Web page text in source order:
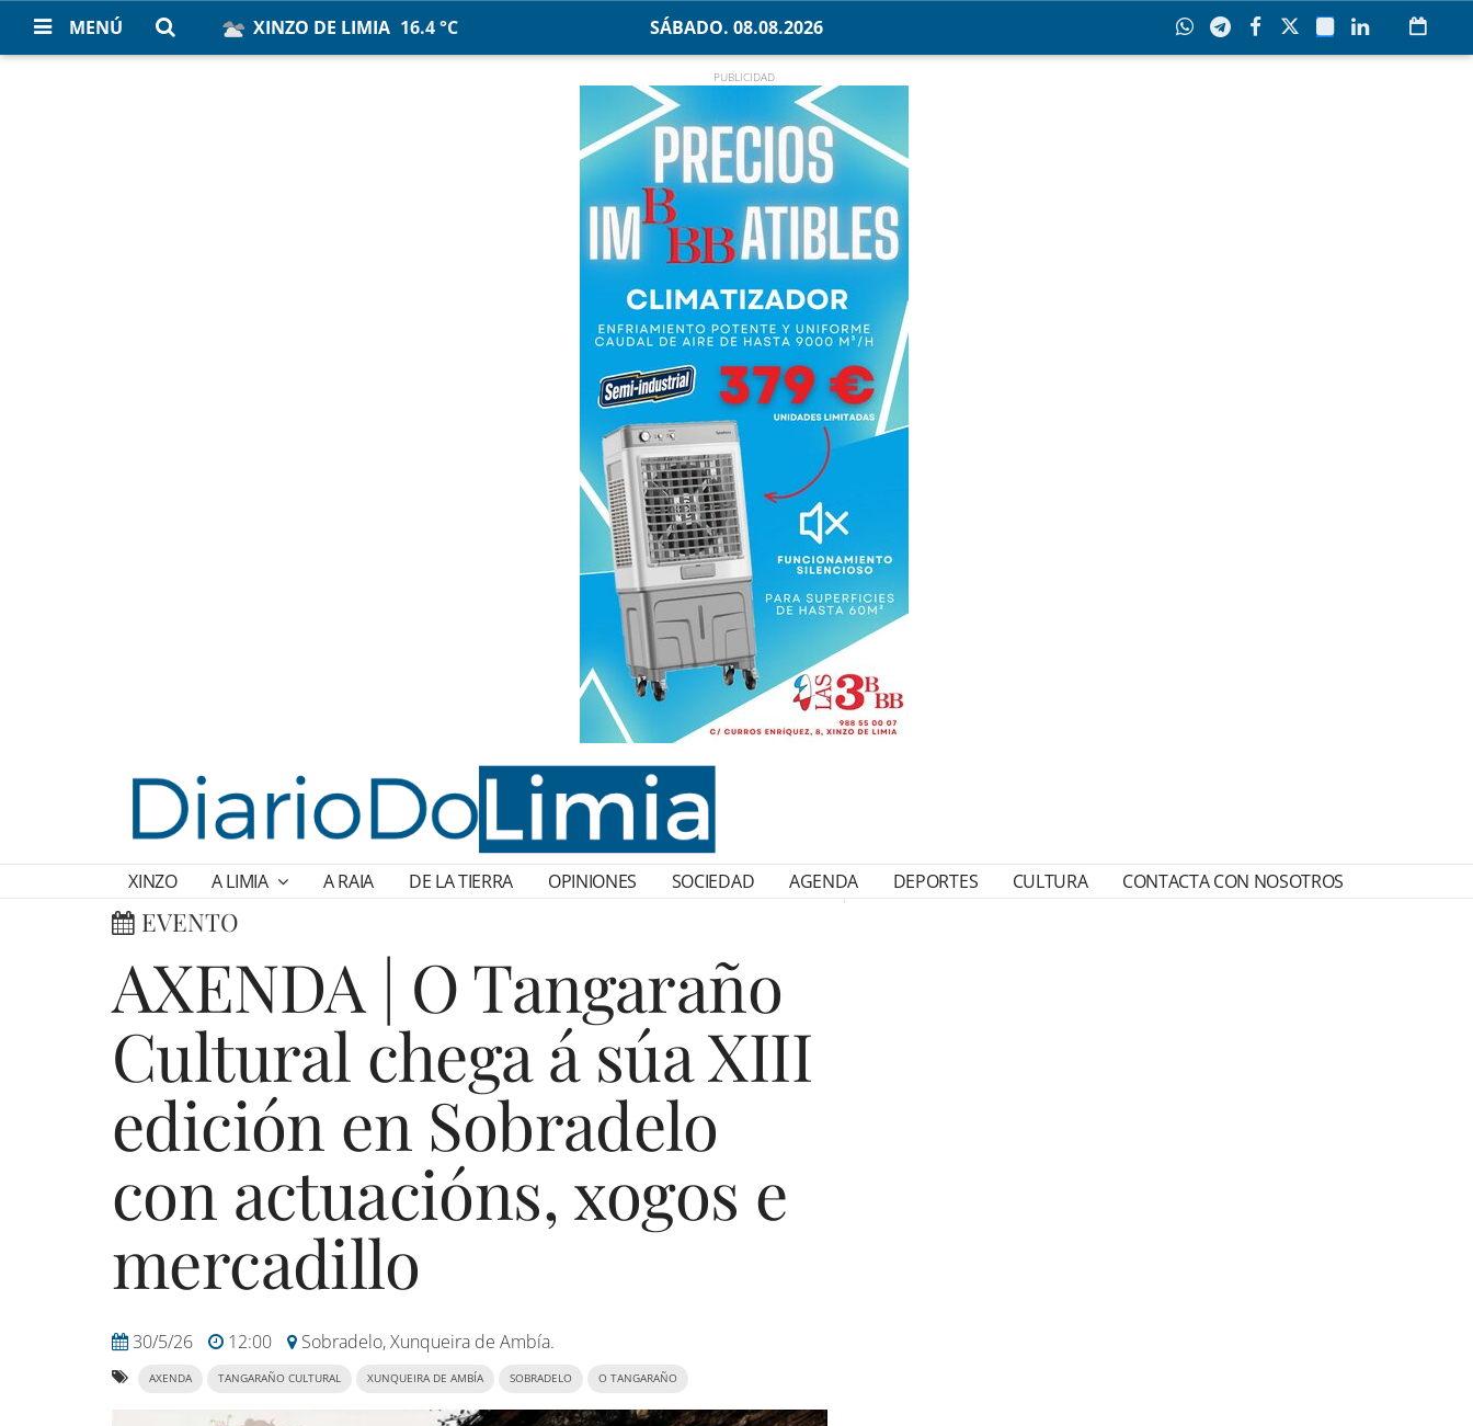
MENÚ XINZO DE LIMIA 16.4 °C SÁBADO. 08.08.2026
XINZO A LIMIA A RAIA DE LA TIERRA OPINIONES SOCIEDAD AGENDA DEPORTES CULTURA CONTACTA CON NOSOTROS
EVENTO
AXENDA | O Tangaraño
Cultural chega á súa XIII
edición en Sobradelo
con actuacións, xogos e
mercadillo
30/5/26 12:00 Sobradelo, Xunqueira de Ambía.
AXENDA TANGARAÑO CULTURAL XUNQUEIRA DE AMBÍA SOBRADELO O TANGARAÑO